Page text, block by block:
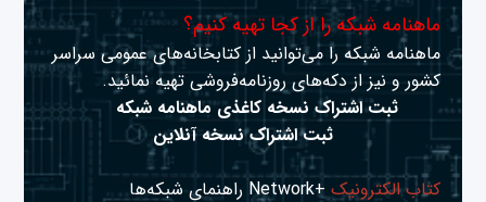
ماهنامه شبکه را از کجا تهیه کنیم؟
ماهنامه شبکه را می‌توانید از کتابخانه‌های عمومی سراسر
کشور و نیز از دکه‌های روزنامه‌فروشی تهیه نمائید.
ثبت اشتراک نسخه کاغذی ماهنامه شبکه
ثبت اشتراک نسخه آنلاین
کتاب الکترونیک+Network راهنمای شبکه‌ها